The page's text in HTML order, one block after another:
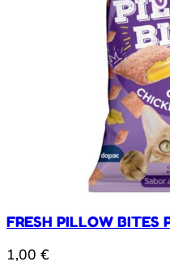
FRESH PILLOW BITES
1,00 €